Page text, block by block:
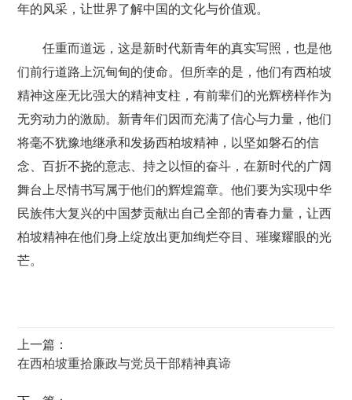
年的风采，让世界了解中国的文化与价值观。
任重而道远，这是新时代新青年的真实写照，也是他
们前行道路上沉甸甸的使命。但所幸的是，他们有西柏坡
精神这座无比强大的精神支柱，有前辈们的光辉榜样作为
无穷动力的激励。新青年们因而充满了信心与力量，他们
将毫不犹豫地继承和发扬西柏坡精神，以坚如磐石的信
念、百折不挠的意志、持之以恒的奋斗，在新时代的广阔
舞台上尽情书写属于他们的辉煌篇章。他们要为实现中华
民族伟大复兴的中国梦贡献出自己全部的青春力量，让西
柏坡精神在他们身上绽放出更加绚烂夺目、璀璨耀眼的光
芒。
上一篇：
在西柏坡重拾廉政与党员干部精神真谛